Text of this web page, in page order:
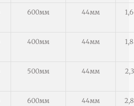
600мм 44мм
400мм 44мм
500мм 44мм
600мм 44мм